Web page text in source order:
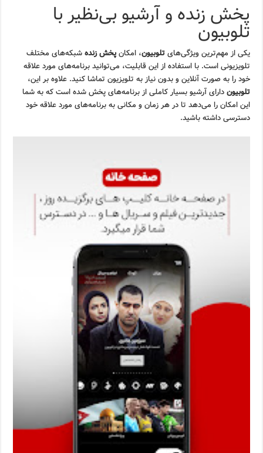
پخش زنده و آرشیو بی‌نظیر با
تلوبیون
یکی از مهم‌ترین ویژگی‌هایتلوبیون، امکانپخش زندهشبکه‌های مختلف
تلویزیونی است. با استفاده از این قابلیت، می‌توانید برنامه‌های مورد علاقه
خود را به صورت آنلاین و بدون نیاز به تلویزیون تماشا کنید. علاوه بر این،
تلوبیوندارای آرشیو بسیار کاملی از برنامه‌های پخش شده است که به شما
این امکان را می‌دهد تا در هر زمان و مکانی به برنامه‌های مورد علاقه خود
دسترسی داشته باشید.